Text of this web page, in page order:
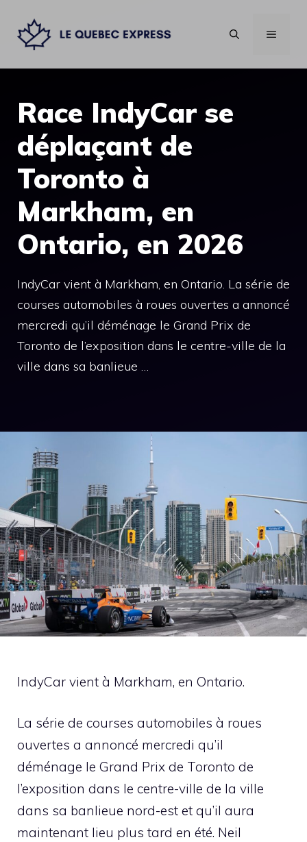
contenu
MENU
Race IndyCar se
déplaçant de
Toronto à
Markham, en
Ontario, en 2026
IndyCar vient à Markham, en Ontario. La série de
courses automobiles à roues ouvertes a annoncé
mercredi qu’il déménage le Grand Prix de
Toronto de l’exposition dans le centre-ville de la
ville dans sa banlieue …
IndyCar vient à Markham, en Ontario.
La série de courses automobiles à roues
ouvertes a annoncé mercredi qu’il
déménage le Grand Prix de Toronto de
l’exposition dans le centre-ville de la ville
dans sa banlieue nord-est et qu’il aura
maintenant lieu plus tard en été. Neil